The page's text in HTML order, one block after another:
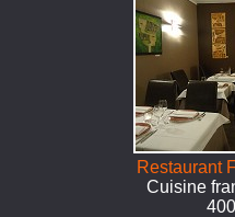
Restaurant
Cuisine